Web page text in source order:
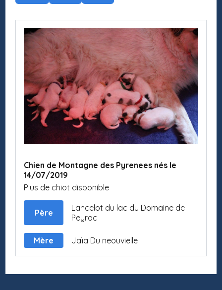
Chien de Montagne des Pyrenees nés le
14/07/2019
Plus de chiot disponible
Père
Lancelot du lac du Domaine de
Peyrac
Mère Jaïa Du neouvielle